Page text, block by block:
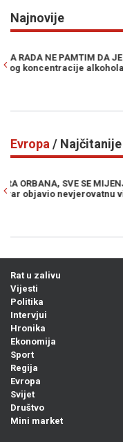
Najnovije
NAPETO NA BLISKOM
0
Evropa / Najčitanije
NOVA ODLUKA
strahu masovno
Rat u zalivu
Vijesti
Politika
Intervjui
Hronika
Ekonomija
Sport
Regija
Evropa
Svijet
Društvo
Mini market